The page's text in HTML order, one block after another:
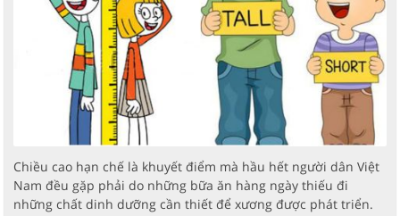
Chiều cao hạn chế là khuyết điểm mà hầu hết người dân Việt
Nam đều gặp phải do những bữa ăn hàng ngày thiếu đi
những chất dinh dưỡng cần thiết để xương được phát triển.